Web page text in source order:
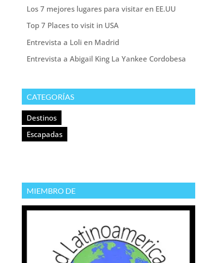
Los 7 mejores lugares para visitar en EE.UU
Top 7 Places to visit in USA
Entrevista a Loli en Madrid
Entrevista a Abigail King La Yankee Cordobesa
CATEGORÍAS
Destinos
Escapadas
MIEMBRO DE